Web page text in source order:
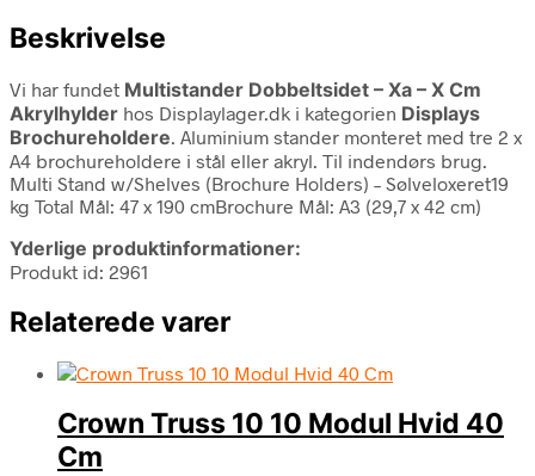
Beskrivelse
Vi har fundet Multistander Dobbeltsidet – Xa – X Cm
Akrylhylder hos Displaylager.dk i kategorien Displays
Brochureholdere. Aluminium stander monteret med tre 2 x
A4 brochureholdere i stål eller akryl. Til indendørs brug.
Multi Stand w/Shelves (Brochure Holders) – Sølveloxeret19
kg Total Mål: 47 x 190 cmBrochure Mål: A3 (29,7 x 42 cm)
Yderlige produktinformationer:
Produkt id: 2961
Relaterede varer
Crown Truss 10 10 Modul Hvid 40
Cm